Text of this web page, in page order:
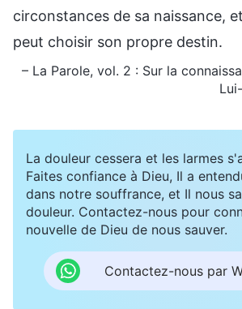
circonstances de sa naissance,
peut choisir son propre destin.
– La Parole, vol. 2 : Sur la
La douleur cessera et les larmes
Faites confiance à Dieu, Il a
dans notre souffrance, et Il nous
douleur. Contactez-nous pour
nouvelle de Dieu de nous sauver.
Contactez-nous par